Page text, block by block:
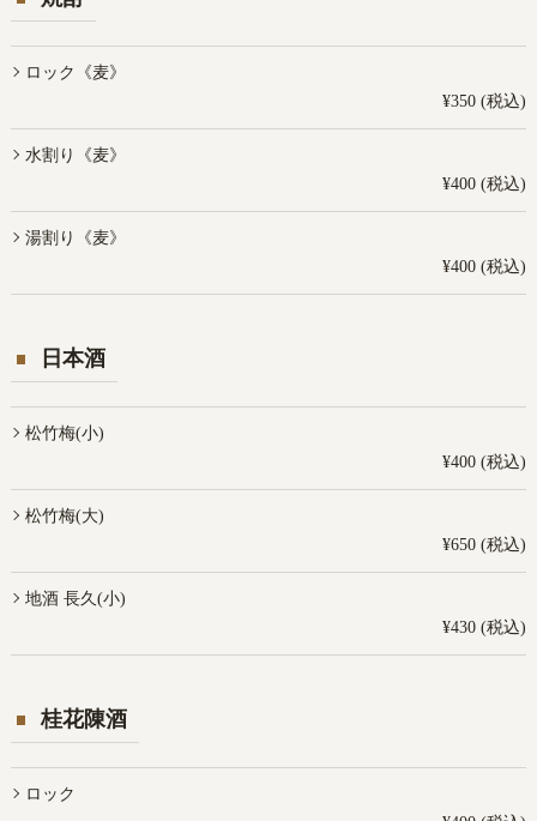
ロック《麦》
¥350 (税込)
水割り《麦》
¥400 (税込)
湯割り《麦》
¥400 (税込)
日本酒
松竹梅(小)
¥400 (税込)
松竹梅(大)
¥650 (税込)
地酒 長久(小)
¥430 (税込)
桂花陳酒
ロック